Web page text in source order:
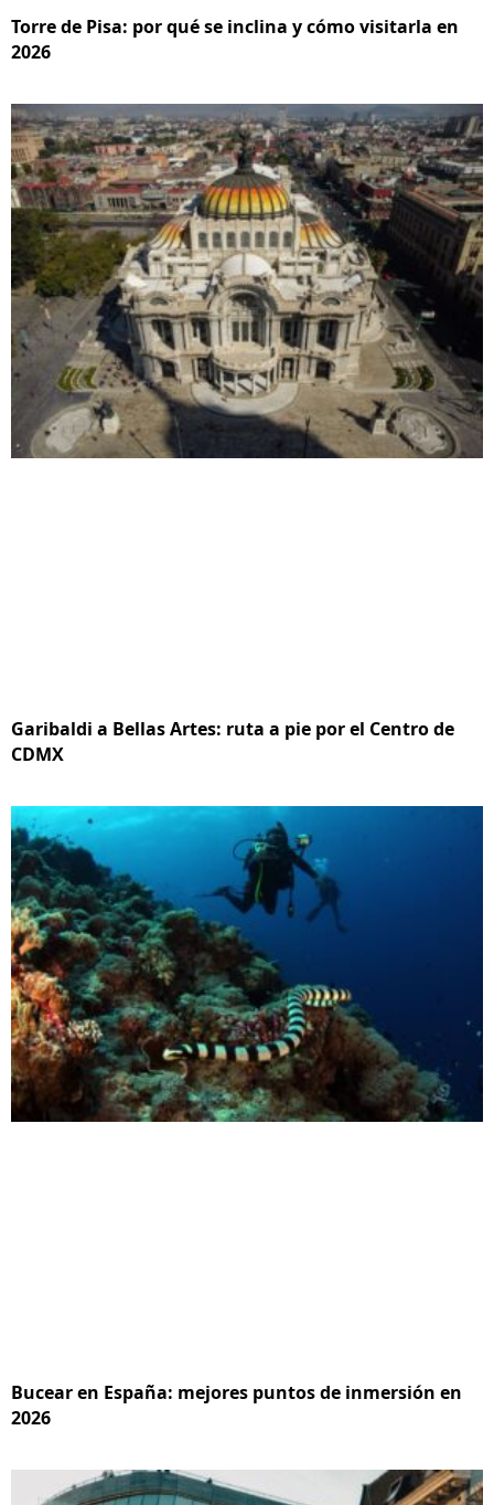
Torre de Pisa: por qué se inclina y cómo visitarla en
2026
Garibaldi a Bellas Artes: ruta a pie por el Centro de
CDMX
Bucear en España: mejores puntos de inmersión en
2026